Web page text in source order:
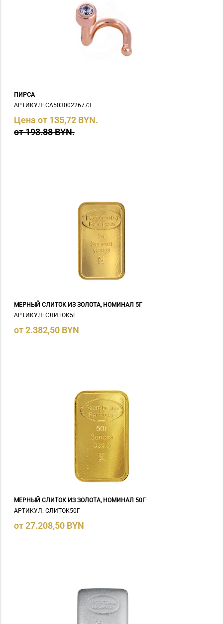
ПИРСА
АРТИКУЛ: СA50300226773
Цена от 135,72 BYN.
от 193.88 BYN.
МЕРНЫЙ СЛИТОК ИЗ ЗОЛОТА, НОМИНАЛ 5Г
АРТИКУЛ: СЛИТОК5Г
от 2.382,50 BYN
МЕРНЫЙ СЛИТОК ИЗ ЗОЛОТА, НОМИНАЛ 50Г
АРТИКУЛ: СЛИТОК50Г
от 27.208,50 BYN